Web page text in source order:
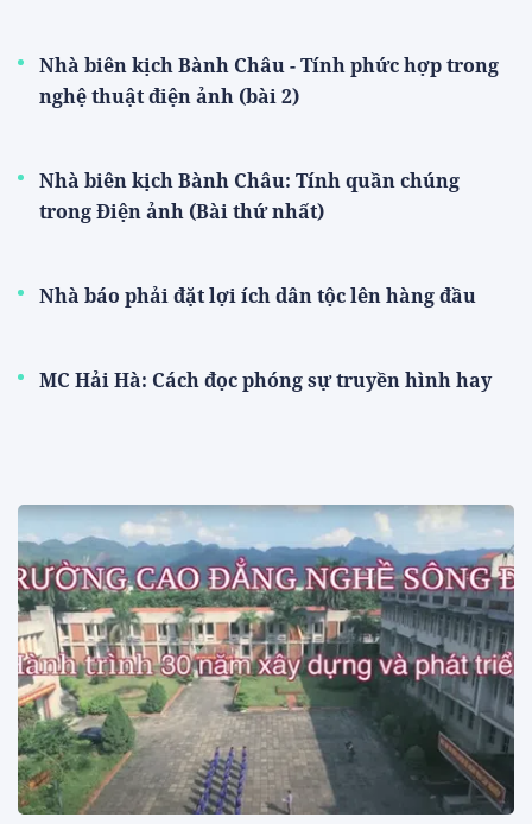
Nhà biên kịch Bành Châu - Tính phức hợp trong
nghệ thuật điện ảnh (bài 2)
Nhà biên kịch Bành Châu: Tính quần chúng
trong Điện ảnh (Bài thứ nhất)
Nhà báo phải đặt lợi ích dân tộc lên hàng đầu
MC Hải Hà: Cách đọc phóng sự truyền hình hay